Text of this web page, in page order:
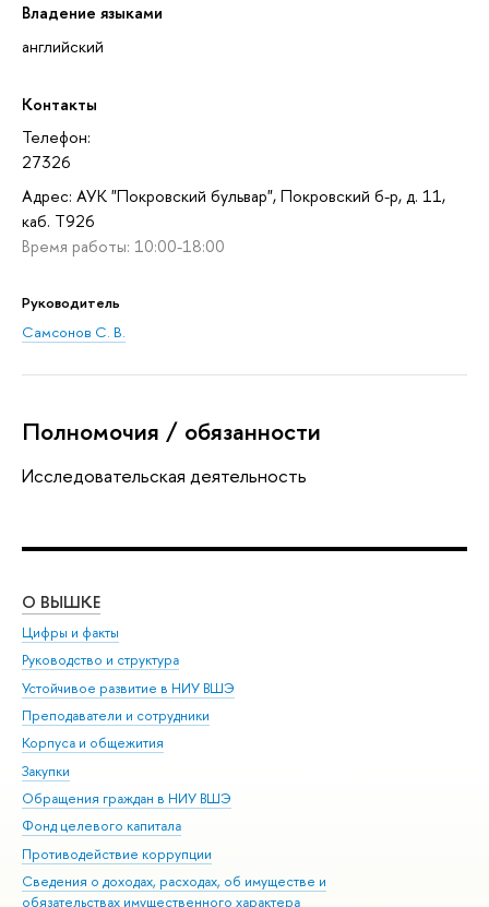
Владение языками
английский
Контакты
Телефон:
27326
Адрес: АУК "Покровский бульвар", Покровский б-р, д. 11,
каб. T926
Время работы: 10:00-18:00
Руководитель
Самсонов С. В.
Полномочия / обязанности
Исследовательская деятельность
О ВЫШКЕ
Цифры и факты
Руководство и структура
Устойчивое развитие в НИУ ВШЭ
Преподаватели и сотрудники
Корпуса и общежития
Закупки
Обращения граждан в НИУ ВШЭ
Фонд целевого капитала
Противодействие коррупции
Сведения о доходах, расходах, об имуществе и
обязательствах имущественного характера